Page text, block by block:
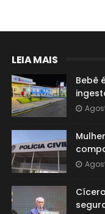
LEIA MAIS
Bebê